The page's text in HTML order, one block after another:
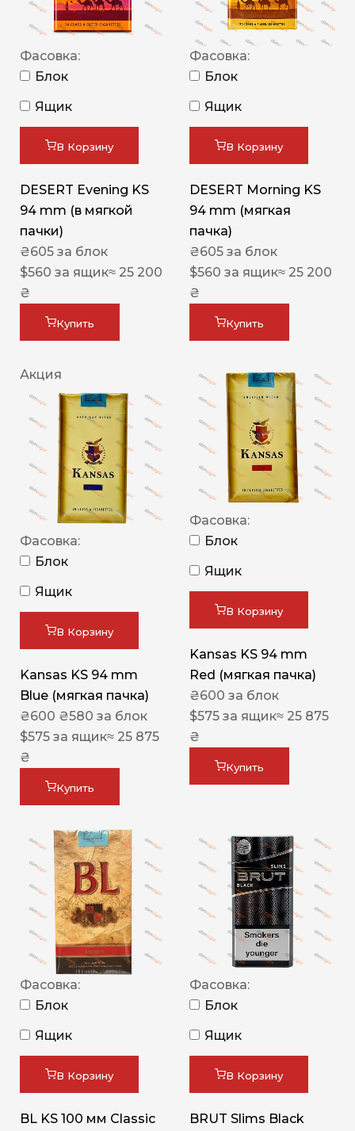
Фасовка:
Блок
Ящик
В Корзину
DESERT Evening KS
94 mm (в мягкой
пачки)
₴605 за блок
$560 за ящик≈ 25 200
₴
Купить
Фасовка:
Блок
Ящик
В Корзину
DESERT Morning KS
94 mm (мягкая
пачка)
₴605 за блок
$560 за ящик≈ 25 200
₴
Купить
Акция
Фасовка:
Блок
Ящик
В Корзину
Kansas KS 94 mm
Blue (мягкая пачка)
₴600 ₴580 за блок
$575 за ящик≈ 25 875
₴
Купить
Фасовка:
Блок
Ящик
В Корзину
Kansas KS 94 mm
Red (мягкая пачка)
₴600 за блок
$575 за ящик≈ 25 875
₴
Купить
Фасовка:
Блок
Ящик
В Корзину
BL KS 100 мм Classic
Фасовка:
Блок
Ящик
В Корзину
BRUT Slims Black